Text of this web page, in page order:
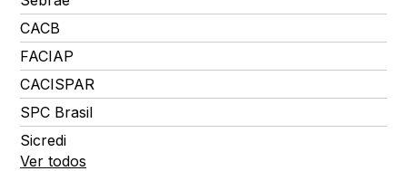
CACB
FACIAP
CACISPAR
SPC Brasil
Sicredi
Ver todos